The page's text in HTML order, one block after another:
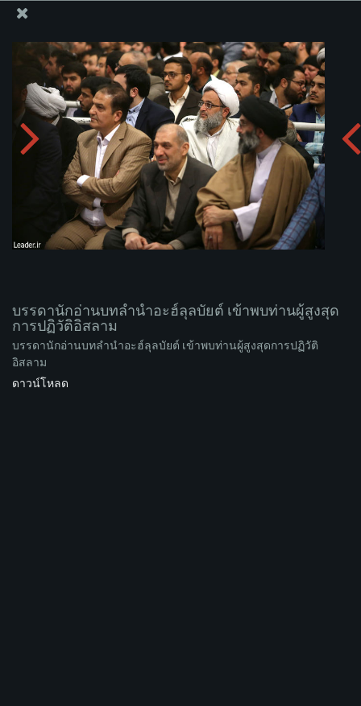
บรรดานักอ่านบทลำนำอะฮ์ลุลบัยต์ เข้าพบท่านผู้สูงสุดการ
ปฏิวัติอิสลาม
อัพโหลดอัลบั่ม:
บรรดานักอ่านบทลำนำอะฮ์ลุลบัยต์ เข้าพบท่านผู้สูงสุด
การปฏิวัติอิสลาม
บรรดานักอ่านบทลำนำอะฮ์ลุลบัยต์ เข้าพบท่านผู้สูงสุดการปฏิวัติ
อิสลาม
ดาวน์โหลด